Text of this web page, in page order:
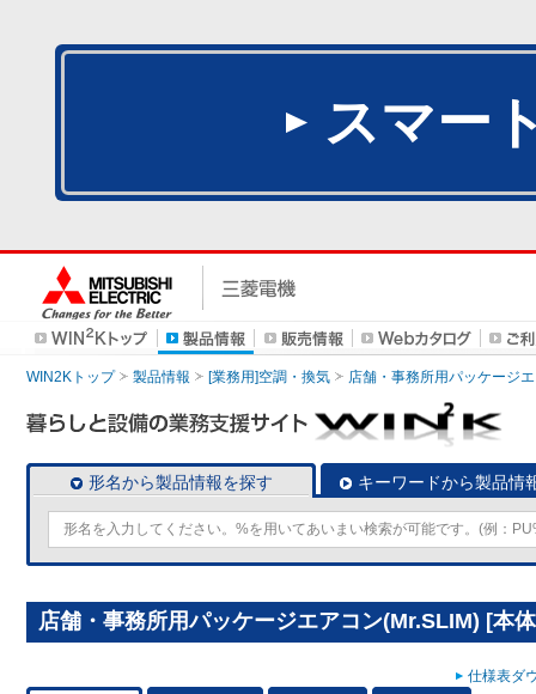
スマー
WIN2Kトップ 製品情報 [業務用]空調・換気 店舗・事務所用パッケージ
形名から製品情報を探す キーワードから製品情
店舗・事務所用パッケージエアコン(Mr.SLIM) [本
仕様表ダ